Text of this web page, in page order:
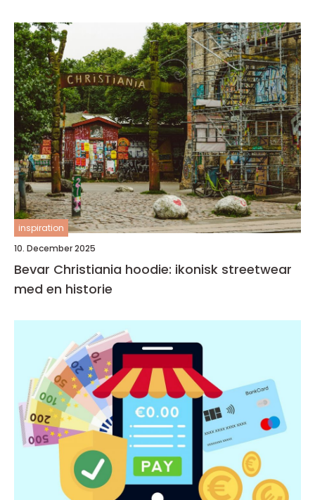
inspiration
10. December 2025
Bevar Christiania hoodie: ikonisk streetwear
med en historie